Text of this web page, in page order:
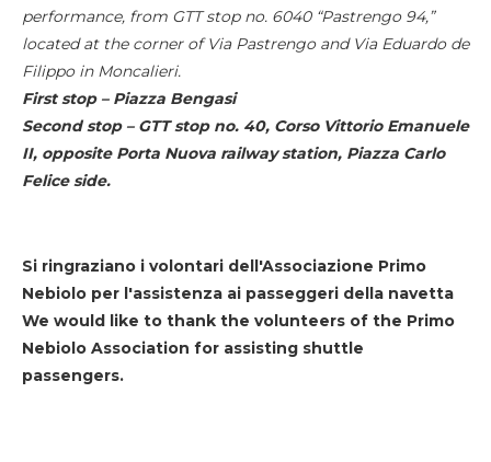
performance, from GTT stop no. 6040 “Pastrengo 94,”
located at the corner of Via Pastrengo and Via Eduardo de
Filippo in Moncalieri.
First stop – Piazza Bengasi
Second stop – GTT stop no. 40, Corso Vittorio Emanuele
II, opposite Porta Nuova railway station, Piazza Carlo
Felice side.
Si ringraziano i volontari dell'Associazione Primo
Nebiolo per l'assistenza ai passeggeri della navetta
We would like to thank the volunteers of the Primo
Nebiolo Association for assisting shuttle
passengers.